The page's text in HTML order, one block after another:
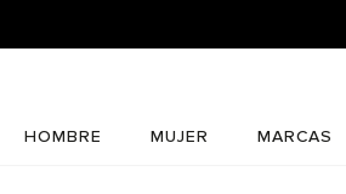
HOMBRE MUJER MARCAS